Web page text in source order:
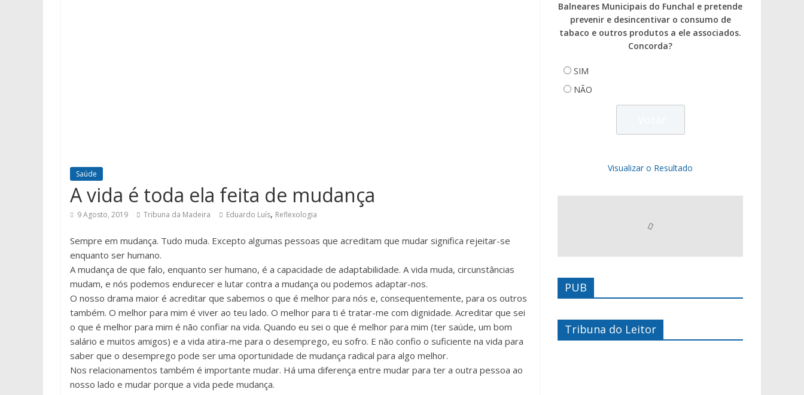
Saúde
A vida é toda ela feita de mudança
9 Agosto, 2019 Tribuna da Madeira Eduardo Luís, Reflexologia
Sempre em mudança. Tudo muda. Excepto algumas pessoas que acreditam que mudar significa rejeitar-se
enquanto ser humano.
A mudança de que falo, enquanto ser humano, é a capacidade de adaptabilidade. A vida muda, circunstâncias
mudam, e nós podemos endurecer e lutar contra a mudança ou podemos adaptar-nos.
O nosso drama maior é acreditar que sabemos o que é melhor para nós e, consequentemente, para os outros
também. O melhor para mim é viver ao teu lado. O melhor para ti é tratar-me com dignidade. Acreditar que sei
o que é melhor para mim é não confiar na vida. Quando eu sei o que é melhor para mim (ter saúde, um bom
salário e muitos amigos) e a vida atira-me para o desemprego, eu sofro. E não confio o suficiente na vida para
saber que o desemprego pode ser uma oportunidade de mudança radical para algo melhor.
Nos relacionamentos também é importante mudar. Há uma diferença entre mudar para ter a outra pessoa ao
nosso lado e mudar porque a vida pede mudança.
Balneares Municipais do Funchal e pretende
prevenir e desincentivar o consumo de
tabaco e outros produtos a ele associados.
Concorda?
SIM
NÃO
Visualizar o Resultado
PUB
Tribuna do Leitor